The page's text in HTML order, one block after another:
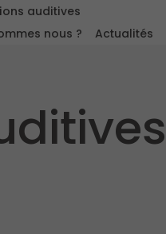
auditives
nous ? Actualités